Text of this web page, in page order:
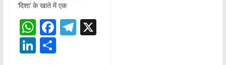
‘दिशा’ के खाते में एक
W
h
at
F
ac
e
T X
Li S